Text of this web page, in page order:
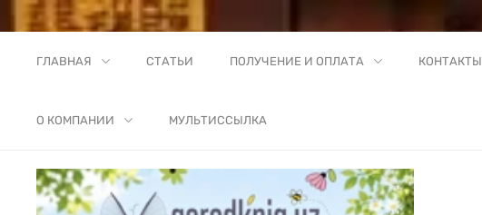
ГЛАВНАЯ СТАТЬИ ПОЛУЧЕНИЕ И ОПЛАТА КОНТАКТЫ
О КОМПАНИИ МУЛЬТИССЫЛКА